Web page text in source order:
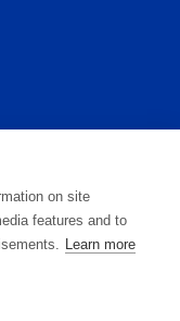
Turku, Finland
on site
features and to
Learn more